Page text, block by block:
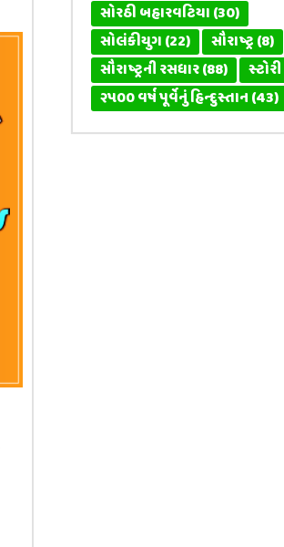
સોરઠી બહારવટિયા(30)
સોલંકીયુગ(22) સૌરાષ્ટ્ર(8)
સૌરાષ્ટ્રની રસધાર(88) સ્ટોરી
૨૫૦૦ વર્ષ પૂર્વેનું હિન્દુસ્તાન(43)